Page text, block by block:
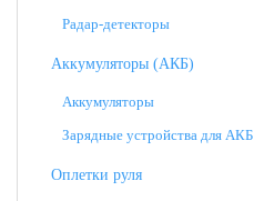
Радар-детекторы
Аккумуляторы (АКБ)
Аккумуляторы
Зарядные устройства для АКБ
Оплетки руля